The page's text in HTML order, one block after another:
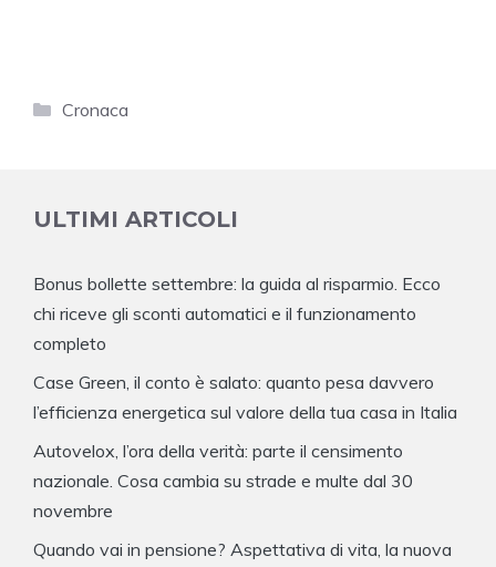
Categorie
Cronaca
ULTIMI ARTICOLI
Bonus bollette settembre: la guida al risparmio. Ecco
chi riceve gli sconti automatici e il funzionamento
completo
Case Green, il conto è salato: quanto pesa davvero
l’efficienza energetica sul valore della tua casa in Italia
Autovelox, l’ora della verità: parte il censimento
nazionale. Cosa cambia su strade e multe dal 30
novembre
Quando vai in pensione? Aspettativa di vita, la nuova